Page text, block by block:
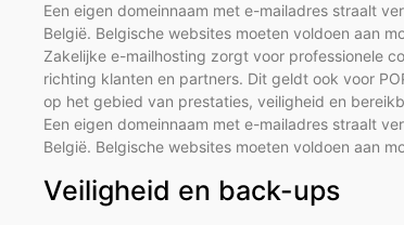
Een eigen domeinnaam met e-mailadres straalt
België. Belgische websites moeten voldoen aan
Zakelijke e-mailhosting zorgt voor professionele
richting klanten en partners. Dit geldt ook voor
op het gebied van prestaties, veiligheid en
Een eigen domeinnaam met e-mailadres straalt
België. Belgische websites moeten voldoen aan
Veiligheid en back-ups